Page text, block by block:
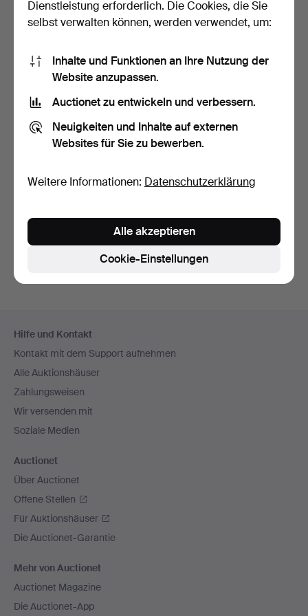
SAUCENLÖFFEL,
ZUCKERZANGE Silber 42
Gramm,…
3 Tage
Schätzwert
Beendete Auktionen aus unserem
Archivsuchen.
Navigation
Hilfe und Kontakt
Kontakt mit dem Support aufnehmen
Alle Auktionshäuser
Zahlungsweisen
Wir versenden mit
Soziale Medien
Auctionet
Über Auctionet
Offene Stellen
Für Auktionshäuser
Die Auctionet-Garantie
Mehr von Auctionet
Auctionet Magazine
Die Auctionet-App
Dienstleistung erforderlich. Die Cookies, die Sie
selbst verwalten können, werden verwendet, um:
Inhalte und Funktionen an Ihre Nutzung der
Website anzupassen.
Auctionet zu entwickeln und verbessern.
Neuigkeiten und Inhalte auf externen
Websites für Sie zu bewerben.
Weitere Informationen: Datenschutzerklärung
Cookie-Einstellungen
Alle akzeptieren